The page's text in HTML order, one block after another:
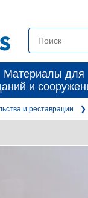
Материалы для
и
и реставрации